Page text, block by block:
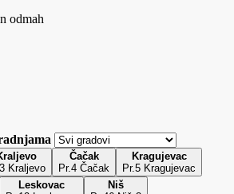
odmah
Kraljevo
Čačak
Pr.4 Čačak
Kragujevac
Pr.5 Kragujevac
Leskovac
Niš